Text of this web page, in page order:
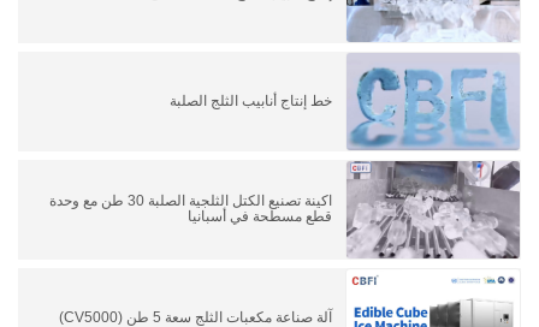
خط إنتاج أنابيب الثلج الصلبة
اكينة تصنيع الكتل الثلجية الصلبة 30 طن مع وحدة
قطع مسطحة في أسبانيا
آلة صناعة مكعبات الثلج سعة 5 طن (CV5000)